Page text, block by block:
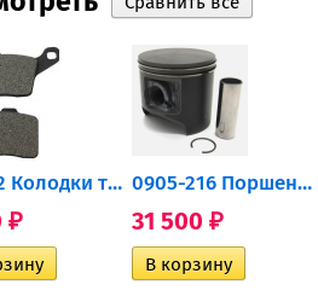
05-252 Колодки тормозные...
₽
0905-216 Поршень Arctic Cat...
31 500 ₽